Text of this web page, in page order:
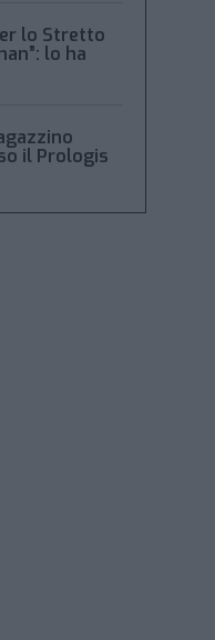
lo Stretto
lo ha
il Prologis